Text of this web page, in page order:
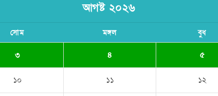
আগষ্ট ২০২৬
সোম মঙ্গল বুধ
৩ ৪ ৫
১০ ১১ ১২